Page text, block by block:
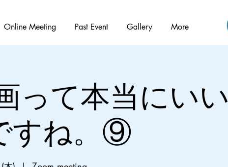
Online Meeting Past Event Gallery More
って本当にいい
すね。⑨